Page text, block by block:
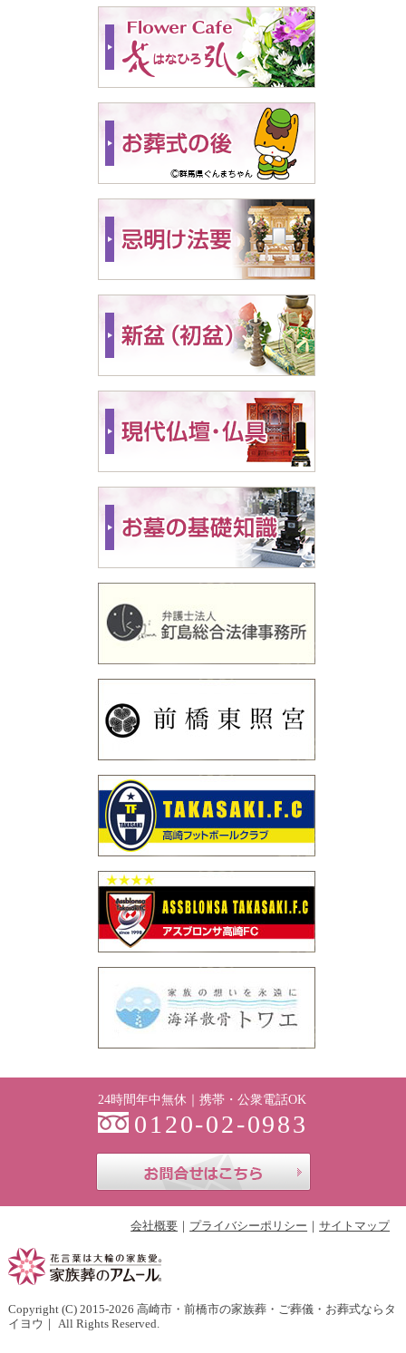
24時間年中無休｜携帯・公衆電話OK
0120-02-0983
会社概要 プライバシーポリシー サイトマップ
Copyright (C) 2015-2026 高崎市・前橋市の家族葬・ご葬儀・お葬式ならタ
イヨウ ｜ All Rights Reserved.